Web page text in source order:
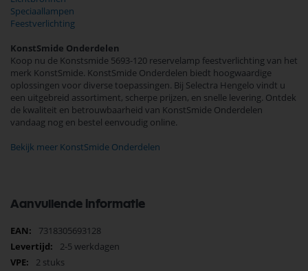
Speciaallampen
Feestverlichting
KonstSmide Onderdelen
Koop nu de Konstsmide 5693-120 reservelamp feestverlichting van het
merk KonstSmide. KonstSmide Onderdelen biedt hoogwaardige
oplossingen voor diverse toepassingen. Bij Selectra Hengelo vindt u
een uitgebreid assortiment, scherpe prijzen, en snelle levering. Ontdek
de kwaliteit en betrouwbaarheid van KonstSmide Onderdelen
vandaag nog en bestel eenvoudig online.
Bekijk meer KonstSmide Onderdelen
Aanvullende informatie
Meer
informatie
7318305693128
2-5 werkdagen
2 stuks